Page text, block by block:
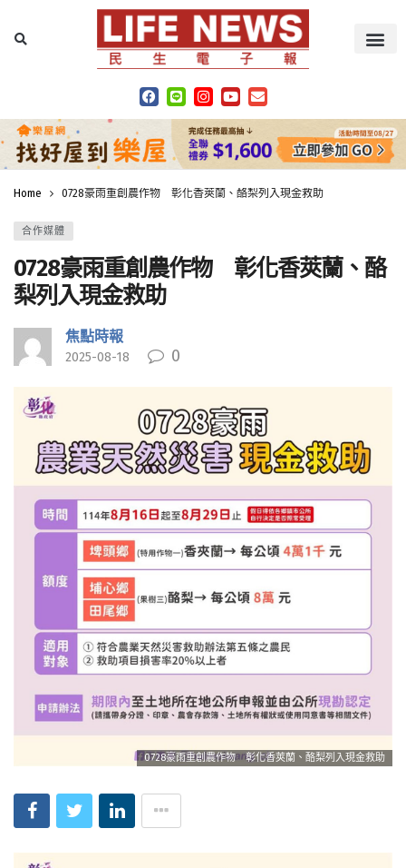
Home 0728豪雨重創農作物 彰化香莢蘭、酪梨列入現金救助
合作媒體
0728豪雨重創農作物 彰化香莢蘭、酪
梨列入現金救助
焦點時報
2025-08-18 0
0728豪雨重創農作物 彰化香莢蘭、酪梨列入現金救助